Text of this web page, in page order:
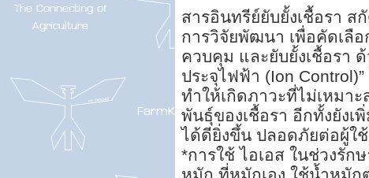
สารอินทรีย์ยับยั้งเชื้อรา
การวิจัยพัฒนา เพื่อคัดเลื
ควบคุม และยับยั้งเชื้อรา
ประจุไฟฟ้า (Ion
ทำให้เกิดภาวะที่ไม่เหมา
พันธุ์ของเชื้อรา อีกทั้งยัง
ได้ดียิ่งขึ้น ปลอดภัยต่อผู้ใ
*การใช้ ไอเอส ในช่วงรั